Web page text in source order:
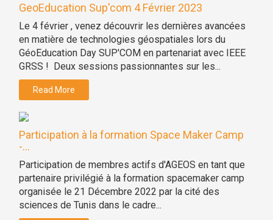
GeoEducation Sup'com 4 Février 2023
Le 4 février , venez découvrir les dernières avancées
en matière de technologies géospatiales lors du
GéoEducation Day SUP'COM en partenariat avec IEEE
GRSS ! Deux sessions passionnantes sur les...
Read More
Participation à la formation Space Maker Camp
-...
Participation de membres actifs d'AGEOS en tant que
partenaire privilégié à la formation spacemaker camp
organisée le 21 Décembre 2022 par la cité des
sciences de Tunis dans le cadre...